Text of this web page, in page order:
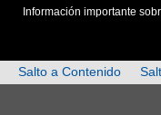
Información importante
Salto a Contenido